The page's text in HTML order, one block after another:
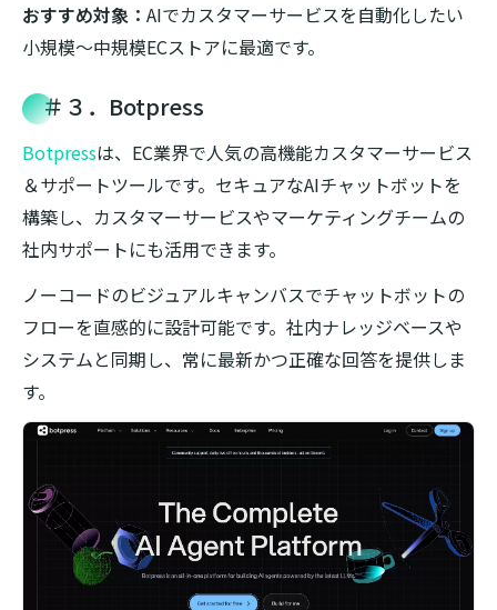
おすすめ対象： AIでカスタマーサービスを自動化したい
小規模～中規模ECストアに最適です。
＃３．Botpress
Botpressは、EC業界で人気の高機能カスタマーサービス
＆サポートツールです。セキュアなAIチャットボットを
構築し、カスタマーサービスやマーケティングチームの
社内サポートにも活用できます。
ノーコードのビジュアルキャンバスでチャットボットの
フローを直感的に設計可能です。社内ナレッジベースや
システムと同期し、常に最新かつ正確な回答を提供しま
す。